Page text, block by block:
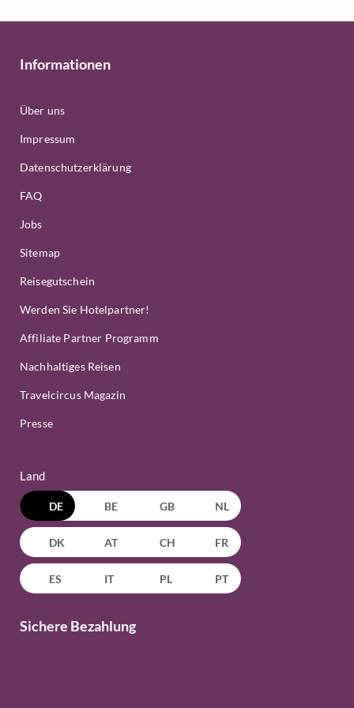
Informationen
Über uns
Impressum
Datenschutzerklärung
FAQ
Jobs
Sitemap
Reisegutschein
Werden Sie Hotelpartner!
Affiliate Partner Programm
Nachhaltiges Reisen
Travelcircus Magazin
Presse
Land
DE BE GB NL
DK AT CH FR
ES IT PL PT
Sichere Bezahlung